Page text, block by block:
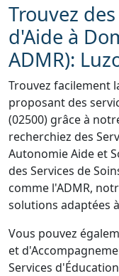
Trouvez
d'Aide à
ADMR):
Trouvez facilement
proposant des
(02500) grâce à
recherchiez des
Autonomie Aide et
des Services de
comme l'ADMR,
solutions adaptées
Vous pouvez
et
Services